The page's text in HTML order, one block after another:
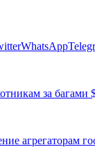
WhatsApp
за багами
агрегаторам